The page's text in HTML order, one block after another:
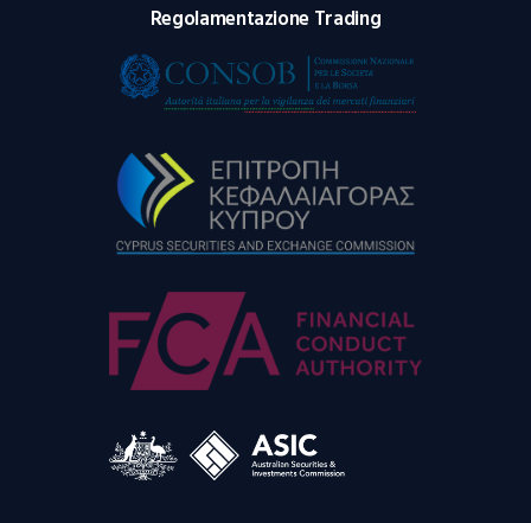
Regolamentazione Trading